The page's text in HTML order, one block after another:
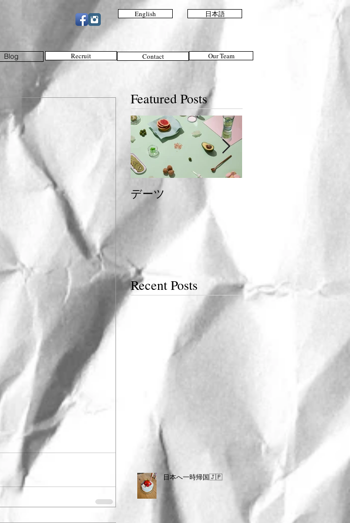
Blog Recruit Contact Our Team
Featured Posts
デーツ
Recent Posts
日本へ一時帰国🇯🇵
English 日本語